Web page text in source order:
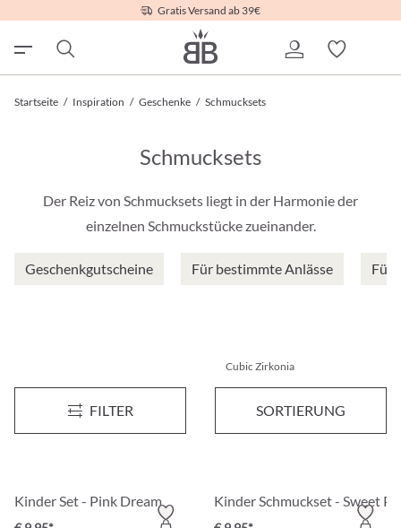
Gratis Versand ab 39€
Startseite / Inspiration / Geschenke / Schmucksets
Schmucksets
Der Reiz von Schmucksets liegt in der Harmonie der
einzelnen Schmuckstücke zueinander.
Geschenkgutscheine Für bestimmte Anlässe Für
FILTER SORTIERUNG
Schmuckset - Rose Edelweiß
Cubic Zirkonia
Schmuckset - Alpine Blossom
€ 14,95*
Kinder Set - Pink Dream Kinder Schmuckset - Sweet